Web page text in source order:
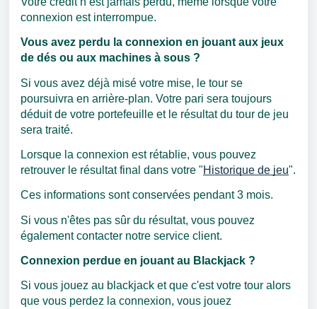
connexion est interrompue.
Vous avez perdu la connexion en jouant aux jeux
de dés ou aux machines à sous ?
Si vous avez déjà misé votre mise, le tour se
poursuivra en arrière-plan. Votre pari sera toujours
déduit de votre portefeuille et le résultat du tour de jeu
sera traité.
Lorsque la connexion est rétablie, vous pouvez
retrouver le résultat final dans votre "Historique de jeu".
Ces informations sont conservées pendant 3 mois.
Si vous n'êtes pas sûr du résultat, vous pouvez
également contacter notre service client.
Connexion perdue en jouant au Blackjack ?
Si vous jouez au blackjack et que c'est votre tour alors
que vous perdez la connexion, vous jouez